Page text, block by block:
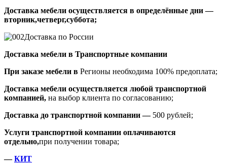
Доставка мебели осуществляется в определённые дни —
вторник,четверг,суббота;
Доставка по России
Доставка мебели в Транспортные компании
При заказе мебели в Регионы необходима 100% предоплата;
Доставка мебели осуществляется любой транспортной
компанией, на выбор клиента по согласованию;
Доставка до транспортной компании —500 рублей;
Услуги транспортной компании оплачиваются
отдельно,при получении товара;
—КИТ